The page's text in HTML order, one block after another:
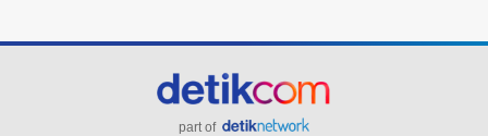
part of